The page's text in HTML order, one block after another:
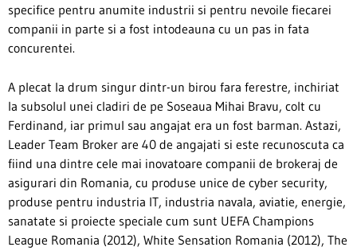
specifice pentru anumite industrii si pentru nevoile fiecarei
companii in parte si a fost intodeauna cu un pas in fata
concurentei.
A plecat la drum singur dintr-un birou fara ferestre, inchiriat
la subsolul unei cladiri de pe Soseaua Mihai Bravu, colt cu
Ferdinand, iar primul sau angajat era un fost barman. Astazi,
Leader Team Broker are 40 de angajati si este recunoscuta ca
fiind una dintre cele mai inovatoare companii de brokeraj de
asigurari din Romania, cu produse unice de cyber security,
produse pentru industria IT, industria navala, aviatie, energie,
sanatate si proiecte speciale cum sunt UEFA Champions
League Romania (2012), White Sensation Romania (2012), The